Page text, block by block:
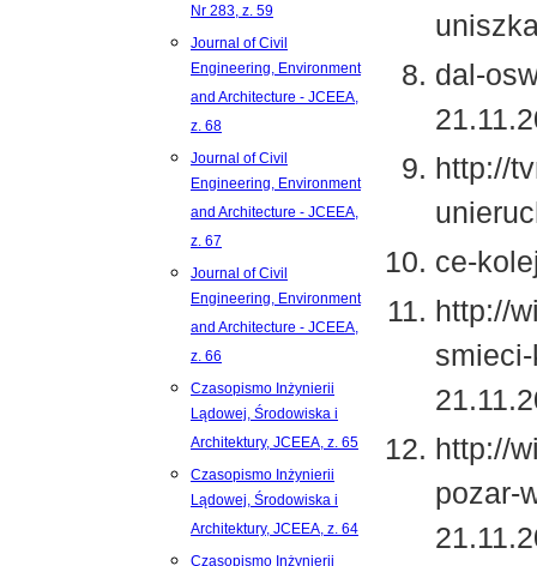
Nr 283, z. 59
Journal of Civil
Engineering, Environment
and Architecture - JCEEA,
z. 68
Journal of Civil
Engineering, Environment
and Architecture - JCEEA,
z. 67
Journal of Civil
Engineering, Environment
and Architecture - JCEEA,
z. 66
Czasopismo Inżynierii
Lądowej, Środowiska i
Architektury, JCEEA, z. 65
Czasopismo Inżynierii
Lądowej, Środowiska i
Architektury, JCEEA, z. 64
Czasopismo Inżynierii
dal-
http://
ce-
http://
http://
pozar-